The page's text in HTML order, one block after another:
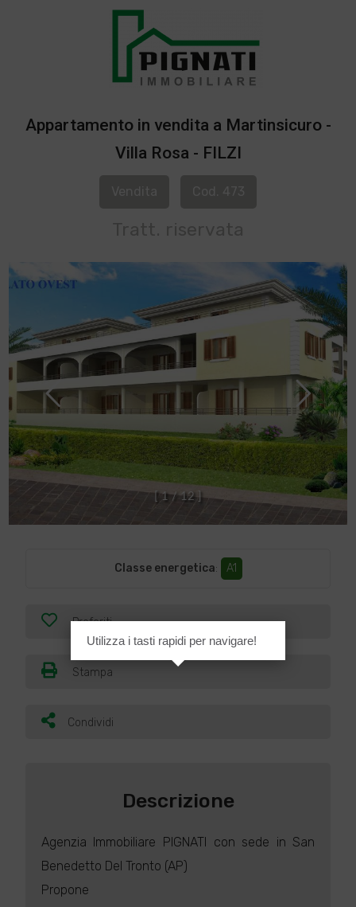
Appartamento in vendita a Martinsicuro -
Villa Rosa - FILZI
1 / 12 ]
Classe energetica: A1
Preferiti
Stampa
Condividi
Descrizione
Agenzia Immobiliare PIGNATI con sede in San
Benedetto Del Tronto (AP)
Propone
Utilizza i tasti rapidi per navigare!